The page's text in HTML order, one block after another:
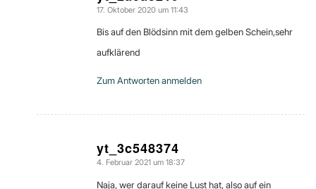
sagte:
17. Oktober 2020 um 11:43
Bis auf den Blödsinn mit dem gelben Schein,sehr
aufklärend
Zum Antworten anmelden
yt_3c548374
sagte:
4. Februar 2021 um 18:37
Naja, wer darauf keine Lust hat, also auf ein